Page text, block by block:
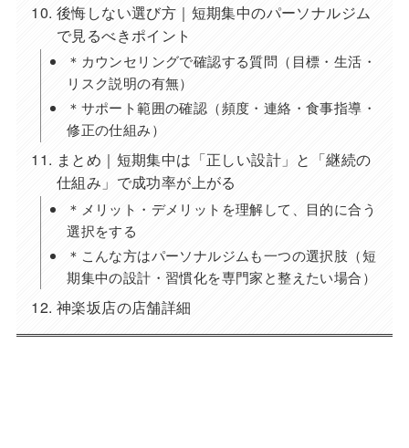
後悔しない選び方｜短期集中のパーソナルジム
で見るべきポイント
＊カウンセリングで確認する質問（目標・生活・
リスク説明の有無）
＊サポート範囲の確認（頻度・連絡・食事指導・
修正の仕組み）
まとめ｜短期集中は「正しい設計」と「継続の
仕組み」で成功率が上がる
＊メリット・デメリットを理解して、目的に合う
選択をする
＊こんな方はパーソナルジムも一つの選択肢（短
期集中の設計・習慣化を専門家と整えたい場合）
神楽坂店の店舗詳細